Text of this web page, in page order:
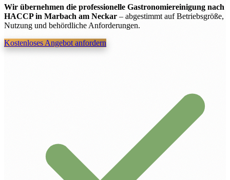
Wir übernehmen die professionelle Gastronomiereinigung nach
HACCP in Marbach am Neckar– abgestimmt auf Betriebsgröße,
Nutzung und behördliche Anforderungen.
Kostenloses Angebot anfordern